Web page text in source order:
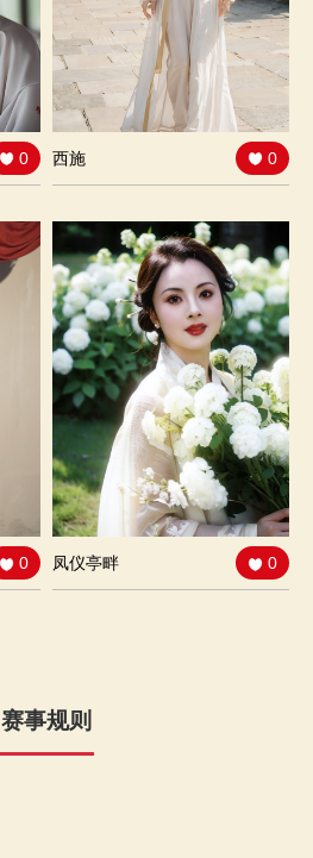
0 西施 0
0 凤仪亭畔 0
赛事规则